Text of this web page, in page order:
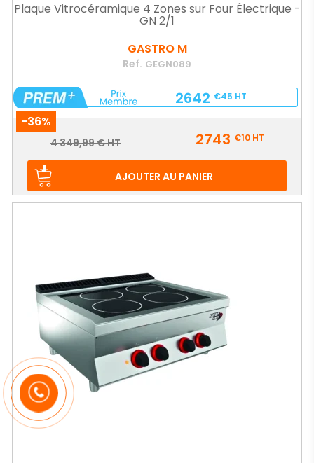
Plaque Vitrocéramique 4 Zones sur Four Électrique -
GN 2/1
GASTRO M
Ref. GEGN089
2642 €45 HT
-36%
Prix
Prix
4 349,99 € HT 2743 €10 HT
AJOUTER AU PANIER